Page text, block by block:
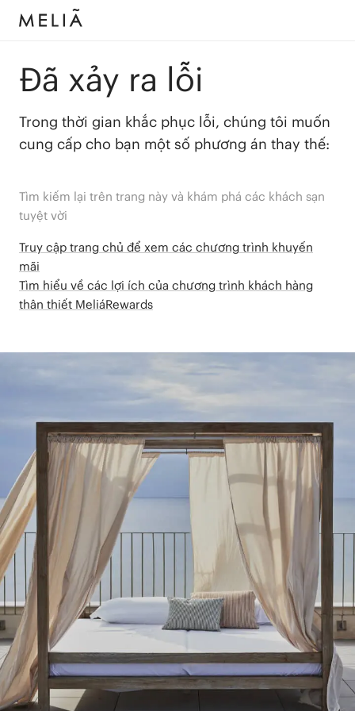
Đã xảy ra lỗi
Trong thời gian khắc phục lỗi, chúng tôi muốn
cung cấp cho bạn một số phương án thay thế:
Tìm kiếm lại trên trang này và khám phá các khách sạn
tuyệt vời
Truy cập trang chủ để xem các chương trình khuyến
mãi
Tìm hiểu về các lợi ích của chương trình khách hàng
thân thiết MeliáRewards